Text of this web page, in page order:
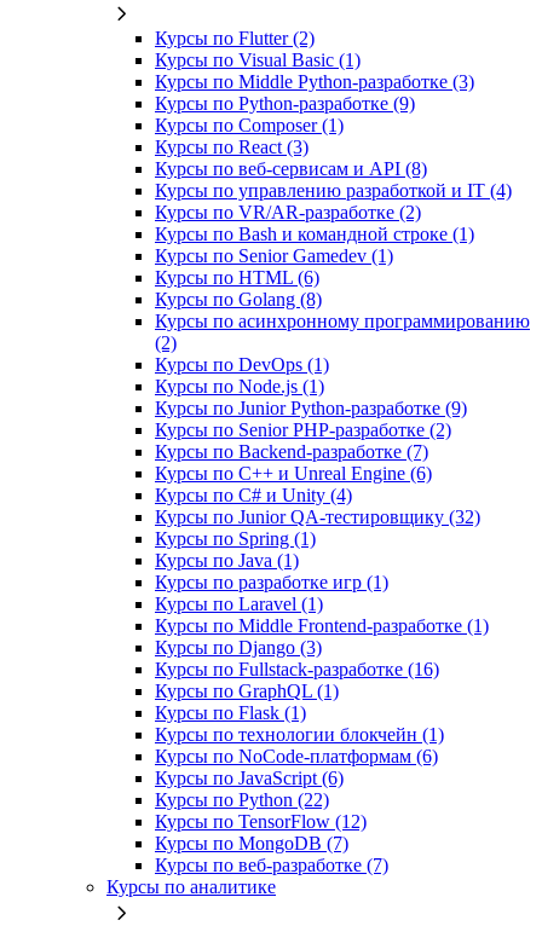
Курсы по Flutter (2)
Курсы по Visual Basic (1)
Курсы по Middle Python-разработке (3)
Курсы по Python-разработке (9)
Курсы по Composer (1)
Курсы по React (3)
Курсы по веб‑сервисам и API (8)
Курсы по управлению разработкой и IT (4)
Курсы по VR/AR‑разработке (2)
Курсы по Bash и командной строке (1)
Курсы по Senior Gamedev (1)
Курсы по HTML (6)
Курсы по Golang (8)
Курсы по асинхронному программированию
(2)
Курсы по DevOps (1)
Курсы по Node.js (1)
Курсы по Junior Python-разработке (9)
Курсы по Senior PHP-разработке (2)
Курсы по Backend‑разработке (7)
Курсы по C++ и Unreal Engine (6)
Курсы по C# и Unity (4)
Курсы по Junior QA-тестировщику (32)
Курсы по Spring (1)
Курсы по Java (1)
Курсы по разработке игр (1)
Курсы по Laravel (1)
Курсы по Middle Frontend-разработке (1)
Курсы по Django (3)
Курсы по Fullstack‑разработке (16)
Курсы по GraphQL (1)
Курсы по Flask (1)
Курсы по технологии блокчейн (1)
Курсы по NoCode‑платформам (6)
Курсы по JavaScript (6)
Курсы по Python (22)
Курсы по TensorFlow (12)
Курсы по MongoDB (7)
Курсы по веб‑разработке (7)
Курсы по аналитике